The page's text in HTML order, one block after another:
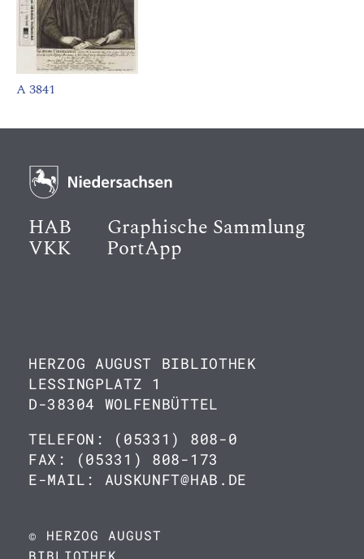
A 3841
HAB Graphische Sammlung
VKK PortApp
HERZOG AUGUST BIBLIOTHEK
LESSINGPLATZ 1
D-38304 WOLFENBÜTTEL
TELEFON: (05331) 808-0
FAX: (05331) 808-173
E-MAIL: AUSKUNFT@HAB.DE
© HERZOG AUGUST